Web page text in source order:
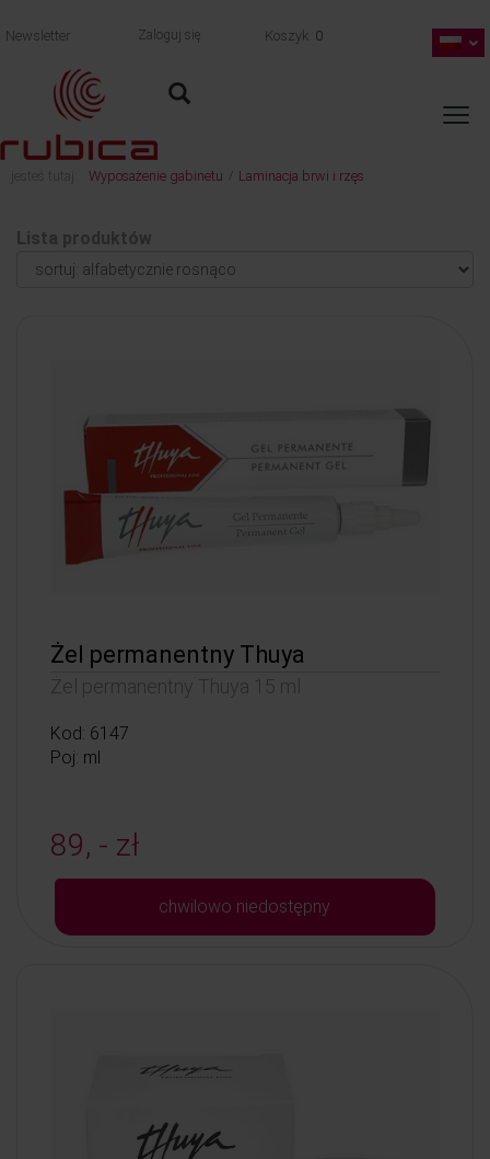
Newsletter Zaloguj się Koszyk 0
jesteś tutaj: Wyposażenie gabinetu Laminacja brwi i rzęs
Lista produktów
Żel permanentny Thuya
Żel permanentny Thuya 15 ml
Kod: 6147
Poj: ml
89, - zł
chwilowo niedostępny